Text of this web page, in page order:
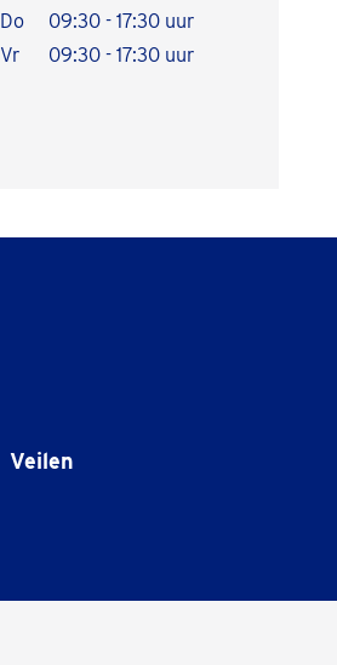
Do
09:30 - 17:30 uur
Vr
09:30 - 17:30 uur
Veilen